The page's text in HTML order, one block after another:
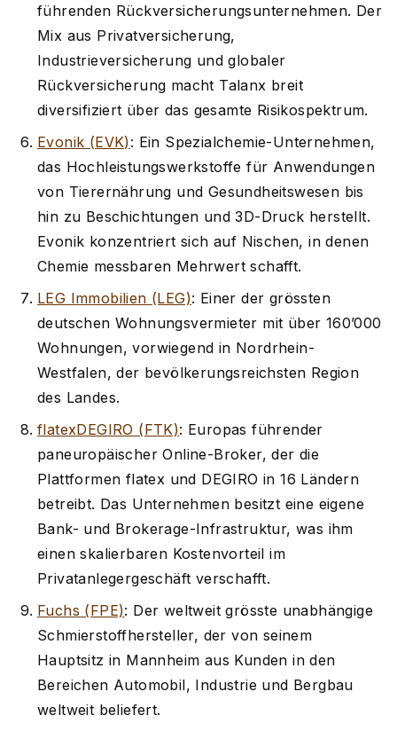
führenden Rückversicherungsunternehmen. Der
Mix aus Privatversicherung,
Industrieversicherung und globaler
Rückversicherung macht Talanx breit
diversifiziert über das gesamte Risikospektrum.
Evonik (EVK): Ein Spezialchemie-Unternehmen,
das Hochleistungswerkstoffe für Anwendungen
von Tierernährung und Gesundheitswesen bis
hin zu Beschichtungen und 3D-Druck herstellt.
Evonik konzentriert sich auf Nischen, in denen
Chemie messbaren Mehrwert schafft.
LEG Immobilien (LEG): Einer der grössten
deutschen Wohnungsvermieter mit über 160’000
Wohnungen, vorwiegend in Nordrhein-
Westfalen, der bevölkerungsreichsten Region
des Landes.
flatexDEGIRO (FTK): Europas führender
paneuropäischer Online-Broker, der die
Plattformen flatex und DEGIRO in 16 Ländern
betreibt. Das Unternehmen besitzt eine eigene
Bank- und Brokerage-Infrastruktur, was ihm
einen skalierbaren Kostenvorteil im
Privatanlegergeschäft verschafft.
Fuchs (FPE): Der weltweit grösste unabhängige
Schmierstoffhersteller, der von seinem
Hauptsitz in Mannheim aus Kunden in den
Bereichen Automobil, Industrie und Bergbau
weltweit beliefert.